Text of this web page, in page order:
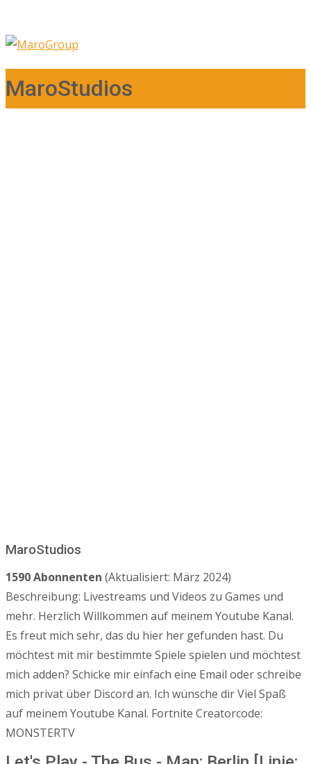
MaroStudios
MaroStudios
1590 Abonnenten (Aktualisiert: März 2024)
Beschreibung: Livestreams und Videos zu Games und
mehr. Herzlich Willkommen auf meinem Youtube Kanal.
Es freut mich sehr, das du hier her gefunden hast. Du
möchtest mit mir bestimmte Spiele spielen und möchtest
mich adden? Schicke mir einfach eine Email oder schreibe
mich privat über Discord an. Ich wünsche dir Viel Spaß
auf meinem Youtube Kanal. Fortnite Creatorcode:
MONSTERTV